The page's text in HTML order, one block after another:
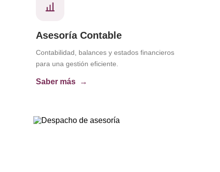
Asesoría Contable
Contabilidad, balances y estados financieros
para una gestión eficiente.
Saber más